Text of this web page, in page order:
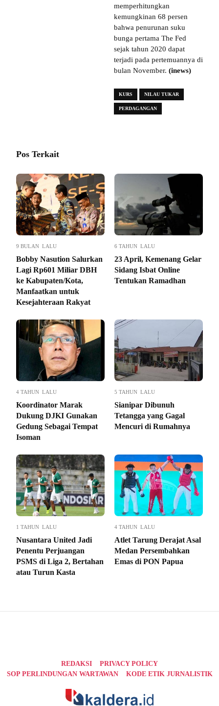
memperhitungkan
kemungkinan 68 persen
bahwa penurunan suku
bunga pertama The Fed
sejak tahun 2020 dapat
terjadi pada pertemuannya di
bulan November. (inews)
KURS NILAU TUKAR
PERDAGANGAN
Pos Terkait
9 BULAN LALU
Bobby Nasution Salurkan
Lagi Rp601 Miliar DBH
ke Kabupaten/Kota,
Manfaatkan untuk
Kesejahteraan Rakyat
6 TAHUN LALU
23 April, Kemenang Gelar
Sidang Isbat Online
Tentukan Ramadhan
4 TAHUN LALU
Koordinator Marak
Dukung DJKI Gunakan
Gedung Sebagai Tempat
Isoman
5 TAHUN LALU
Sianipar Dibunuh
Tetangga yang Gagal
Mencuri di Rumahnya
1 TAHUN LALU
Nusantara United Jadi
Penentu Perjuangan
PSMS di Liga 2, Bertahan
atau Turun Kasta
4 TAHUN LALU
Atlet Tarung Derajat Asal
Medan Persembahkan
Emas di PON Papua
REDAKSI
PRIVACY POLICY
SOP PERLINDUNGAN WARTAWAN
KODE ETIK JURNALISTIK